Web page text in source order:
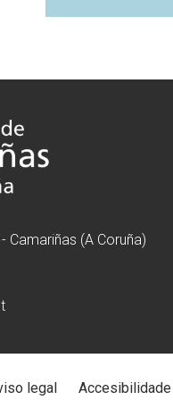
Camariñas (A Coruña)
legal Accesibilidade